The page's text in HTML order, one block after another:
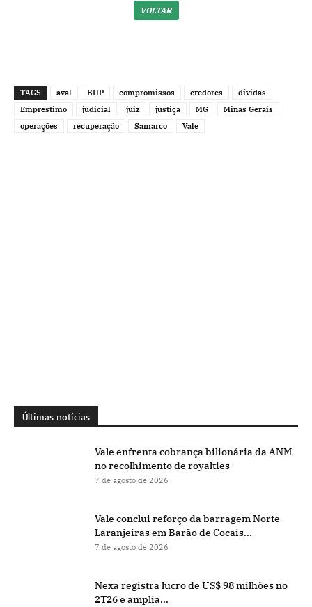
VOLTAR
TAGS aval BHP compromissos credores
dívidas
Emprestimo
judicial juiz justiça MG
Minas Gerais
operações
recuperação Samarco Vale
Últimas notícias
Vale enfrenta cobrança bilionária da ANM
no recolhimento de royalties
7 de agosto de 2026
Vale conclui reforço da barragem Norte
Laranjeiras em Barão de Cocais...
7 de agosto de 2026
Nexa registra lucro de US$ 98 milhões no
2T26 e amplia...